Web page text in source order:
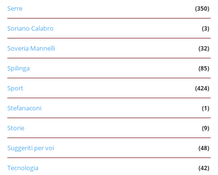
Serre (350)
Soriano Calabro (3)
Soveria Mannelli (32)
Spilinga (85)
Sport (424)
Stefanaconi (1)
Storie (9)
Suggeriti per voi (48)
Tecnologia (42)